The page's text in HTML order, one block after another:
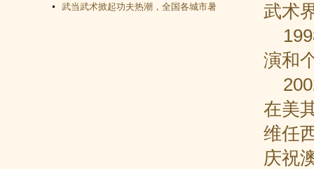
武当武术掀起功夫热潮，全国各城市暑
武术
演和
在美
维任
庆祝